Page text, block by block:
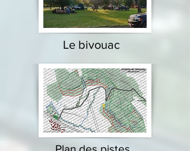
Le bivouac